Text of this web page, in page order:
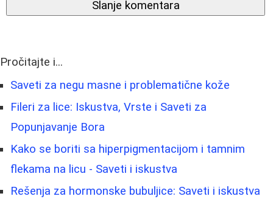
Slanje komentara
Pročitajte i...
Saveti za negu masne i problematične kože
Fileri za lice: Iskustva, Vrste i Saveti za
Popunjavanje Bora
Kako se boriti sa hiperpigmentacijom i tamnim
flekama na licu - Saveti i iskustva
Rešenja za hormonske bubuljice: Saveti i iskustva